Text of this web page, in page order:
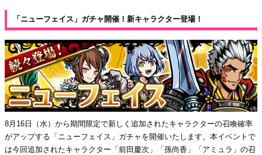
「ニューフェイス」ガチャ開催！新キャラクター登場！
8月16日（水）から期間限定で新しく追加されたキャラクターの召喚確率
がアップする「ニューフェイス」ガチャを開催いたします。本イベントで
は今回追加されたキャラクター「前田慶次」「孫尚香」「アミュラ」の召